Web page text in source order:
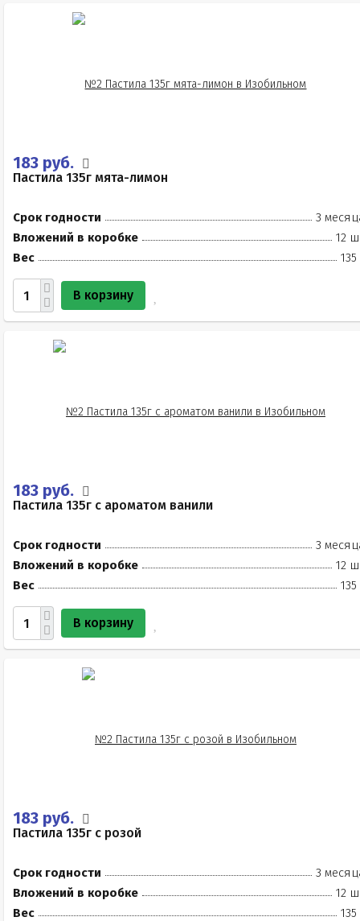
183 руб.
Пастила 135г мята-лимон
Срок годности
3
Вложений в коробке
12
Вес
135
В корзину
183 руб.
Пастила 135г с ароматом ванили
Срок годности
3
Вложений в коробке
12
Вес
135
В корзину
183 руб.
Пастила 135г с розой
Срок годности
3
Вложений в коробке
12
Вес
135